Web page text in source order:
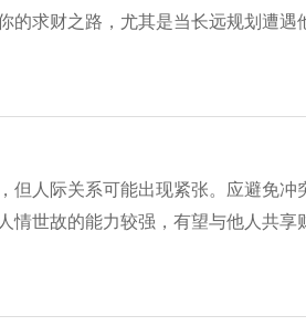
的求财之路，尤其是当长远规划遭遇
但人际关系可能出现紧张。应避免冲
情世故的能力较强，有望与他人共享